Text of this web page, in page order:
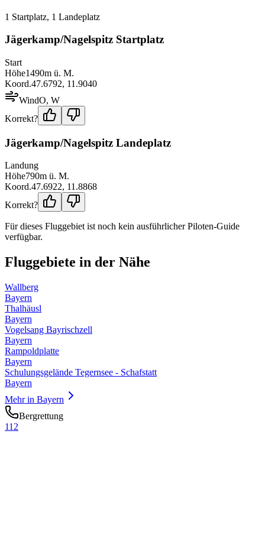
1 Startplatz, 1 Landeplatz
Jägerkamp/Nagelspitz Startplatz
Start
Höhe1490m ü. M.
Koord.47.6792, 11.9040
WindO, W
Korrekt?
Jägerkamp/Nagelspitz Landeplatz
Landung
Höhe790m ü. M.
Koord.47.6922, 11.8868
Korrekt?
Für dieses Fluggebiet ist noch kein ausführlicher Piloten-Guide
verfügbar.
Fluggebiete in der Nähe
Wallberg
Bayern
Thalhäusl
Bayern
Vogelsang Bayrischzell
Bayern
Rampoldplatte
Bayern
Schulungsgelände Tegernsee - Schafstatt
Bayern
Mehr in Bayern
Bergrettung
112